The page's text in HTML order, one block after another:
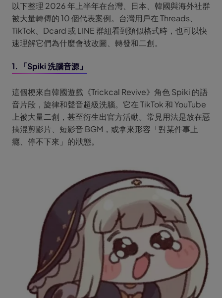
以下整理 2026 年上半年在台灣、日本、韓國與海外社群
被大量轉傳的 10 個代表案例。台灣用戶在 Threads、
TikTok、Dcard 或 LINE 群組看到類似格式時，也可以快
速理解它們為什麼會被改圖、轉發和二創。
1. 「Spiki 洗腦音源」
這個梗來自韓國遊戲《Trickcal Revive》角色 Spiki 的語
音片段，旋律和聲音超級洗腦。它在 TikTok 和 YouTube
上被大量二創，甚至衍生出官方活動。常見用法是放在惡
搞混剪影片、短影音 BGM，或拿來形容「對某件事上
癮、停不下來」的狀態。